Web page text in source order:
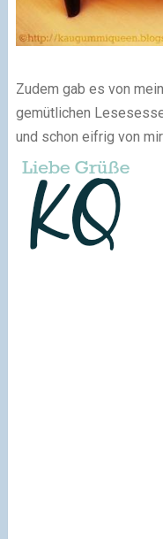
Zudem gab es von
gemütlichen
und schon eifrig von